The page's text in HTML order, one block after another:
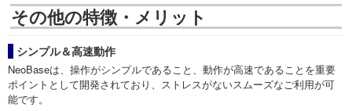
その他の特徴・メリット
シンプル＆高速動作
NeoBaseは、操作がシンプルであること、動作が高速であることを重要
ポイントとして開発されており、ストレスがないスムーズなご利用が可
能です。